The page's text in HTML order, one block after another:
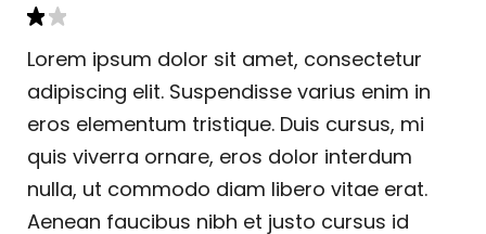
Lorem ipsum dolor sit amet, consectetur
adipiscing elit. Suspendisse varius enim in
eros elementum tristique. Duis cursus, mi
quis viverra ornare, eros dolor interdum
nulla, ut commodo diam libero vitae erat.
Aenean faucibus nibh et justo cursus id